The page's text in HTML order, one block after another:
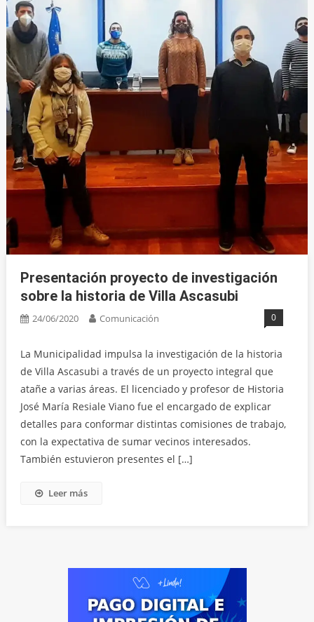
Presentación proyecto de investigación
sobre la historia de Villa Ascasubi
24/06/2020 Comunicación 0
La Municipalidad impulsa la investigación de la historia
de Villa Ascasubi a través de un proyecto integral que
atañe a varias áreas. El licenciado y profesor de Historia
José María Resiale Viano fue el encargado de explicar
detalles para conformar distintas comisiones de trabajo,
con la expectativa de sumar vecinos interesados.
También estuvieron presentes el […]
Leer más